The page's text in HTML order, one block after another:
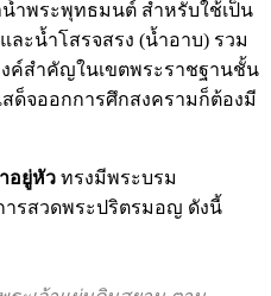
พิธีที่พระสงฆ์ฝ่ายรามัญสวด
ำพระพุทธมนต์ สำหรับใช้เป็น
ละน้ำโสรจสรง (น้ำอาบ) รวม
ค์สำคัญในเขตพระราชฐานชั้น
ด็จออกการศึกสงครามก็ต้องมี
อยู่หัวทรงมีพระบรม